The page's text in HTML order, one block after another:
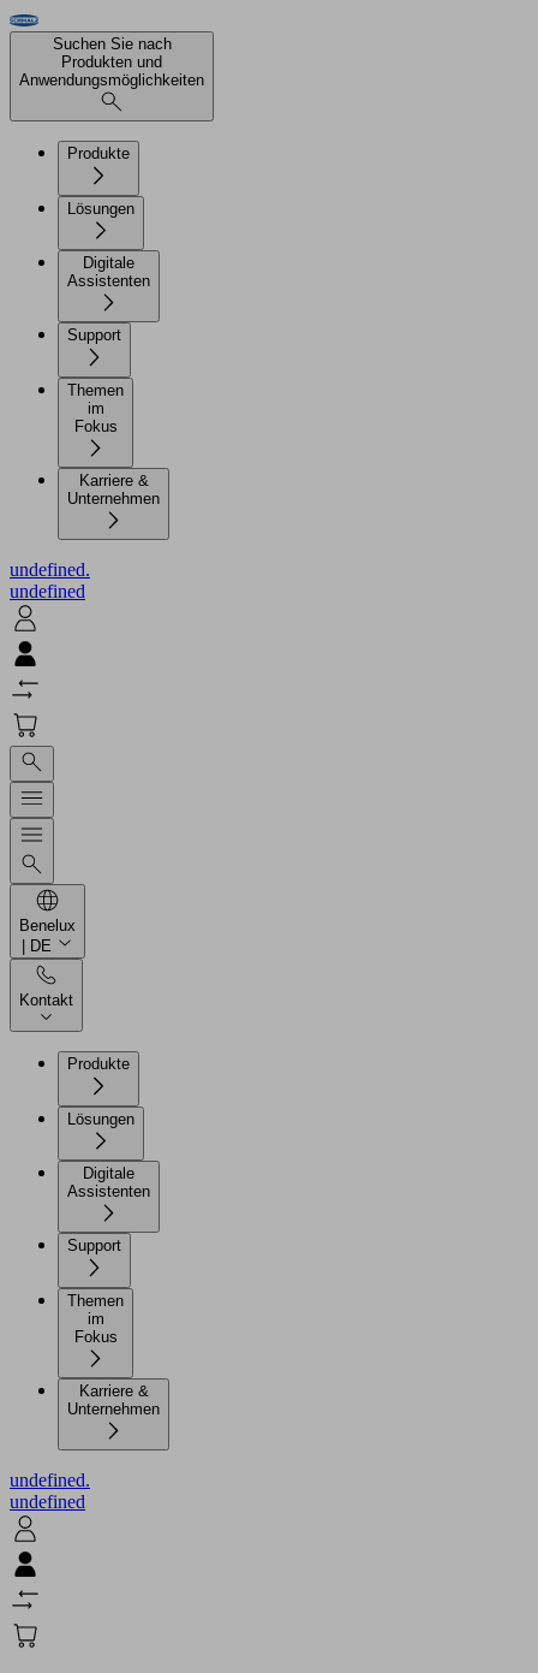
Suchen Sie nach
Produkten und
Anwendungsmöglichkeiten
Produkte
Lösungen
Digitale
Assistenten
Support
Themen
im
Karriere &
Unternehmen
undefined.
undefined
Benelux
| DE
Kontakt
Produkte
Lösungen
Digitale
Assistenten
Support
Themen
im
Karriere &
Unternehmen
undefined.
undefined